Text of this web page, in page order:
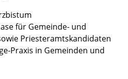
für Gemeinde- und
Priesteramtskandidaten
Praxis in Gemeinden und